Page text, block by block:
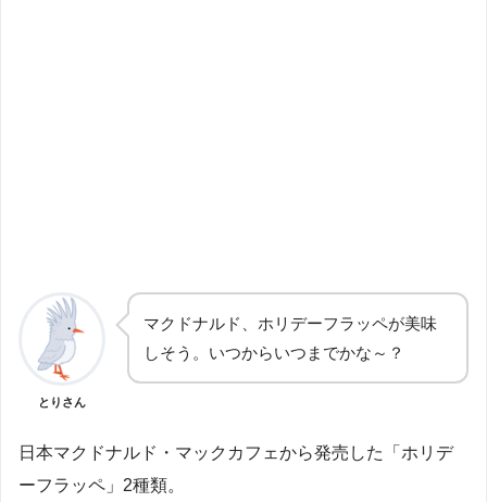
とりさん
マクドナルド、ホリデーフラッペが美味
しそう。いつからいつまでかな～？
日本マクドナルド・マックカフェから発売した「ホリデ
ーフラッペ」2種類。